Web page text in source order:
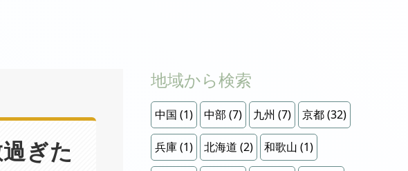
ぎた
地域から検索
中国 (1) 中部 (7) 九州 (7) 京都(32)
兵庫(1) 北海道 (2) 和歌山 (1)